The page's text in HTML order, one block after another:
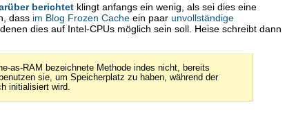
berichtet klingt anfangs ein wenig, als sei dies eine
dass im Blog Frozen Cache ein paar unvollständige
denen dies auf Intel-CPUs möglich sein soll. Heise schreibt dann
as-RAM bezeichnete Methode indes nicht, bereits
sie, um Speicherplatz zu haben, während der
initialisiert wird.